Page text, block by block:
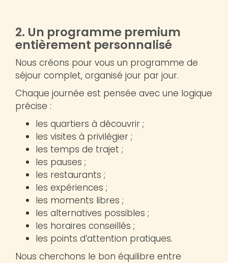
2. Un programme premium
entièrement personnalisé
Nous créons pour vous un programme de
séjour complet, organisé jour par jour.
Chaque journée est pensée avec une logique
précise :
les quartiers à découvrir ;
les visites à privilégier ;
les temps de trajet ;
les pauses ;
les restaurants ;
les expériences ;
les moments libres ;
les alternatives possibles ;
les horaires conseillés ;
les points d’attention pratiques.
Nous cherchons le bon équilibre entre